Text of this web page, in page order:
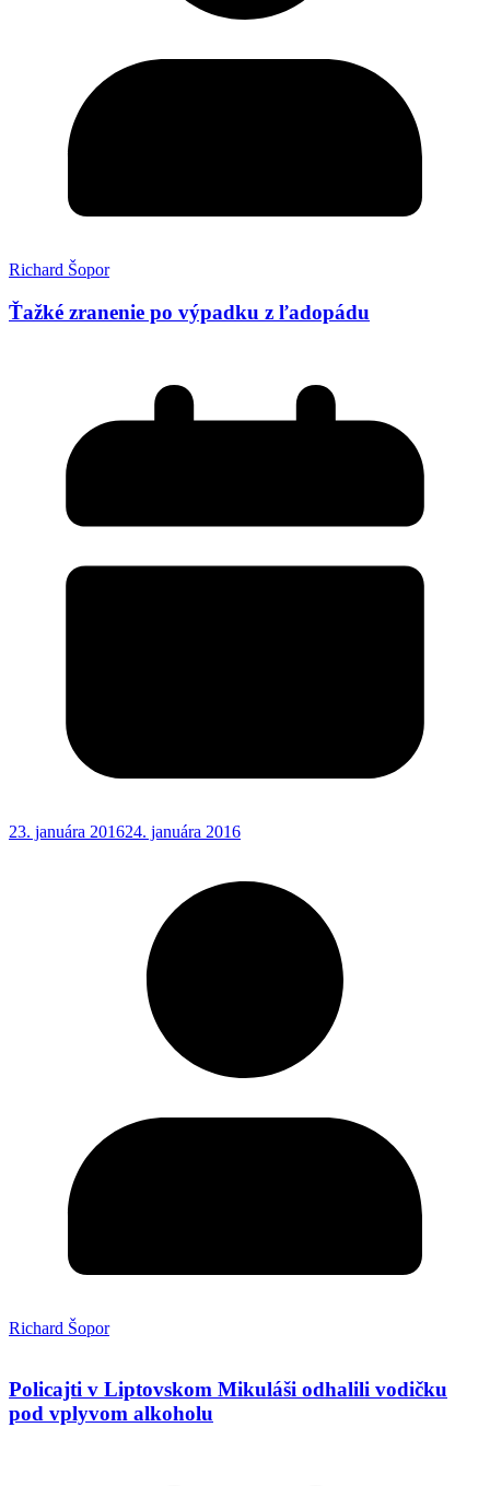
Richard Šopor
Ťažké zranenie po výpadku z ľadopádu
23. januára 201624. januára 2016
Richard Šopor
Policajti v Liptovskom Mikuláši odhalili vodičku
pod vplyvom alkoholu